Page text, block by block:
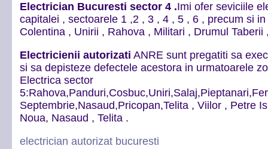
Electrician Bucuresti sector 4 .Imi ofer seviciile
capitalei , sectoarele 1 ,2 , 3 , 4 , 5 , 6 , precum si
Colentina , Unirii , Rahova , Militari , Drumul Taberii
Electricienii autorizati ANRE sunt pregatiti sa
si sa depisteze defectele acestora in urmatoarele
Electrica sector
Septembrie,Nasaud,Pricopan,Telita , Viilor , Petre
Noua, Nasaud , Telita .
electrician autorizat bucuresti